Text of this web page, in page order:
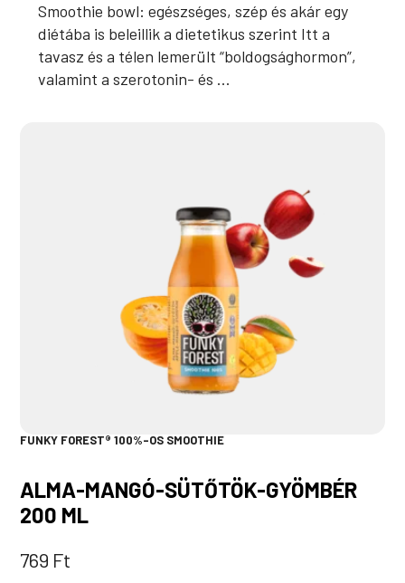
Smoothie bowl: egészséges, szép és akár egy
diétába is beleillik a dietetikus szerint Itt a
tavasz és a télen lemerült “boldogsághormon”,
valamint a szerotonin- és ...
FUNKY FOREST® 100%-OS SMOOTHIE
ALMA-MANGÓ-SÜTŐTÖK-GYÖMBÉR
200 ML
769 Ft